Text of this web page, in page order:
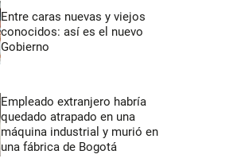
Entre caras nuevas y viejos
conocidos: así es el nuevo
Gobierno
Empleado extranjero habría
quedado atrapado en una
máquina industrial y murió en
una fábrica de Bogotá